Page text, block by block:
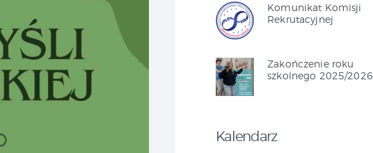
Komunikat Komisji
Rekrutacyjnej
Zakończenie roku
szkolnego 2025/2026
Kalendarz